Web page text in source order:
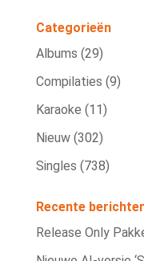
Categorieën
Albums (29)
Compilaties (9)
Karaoke (11)
Nieuw (302)
Singles (738)
Recente
Release Only